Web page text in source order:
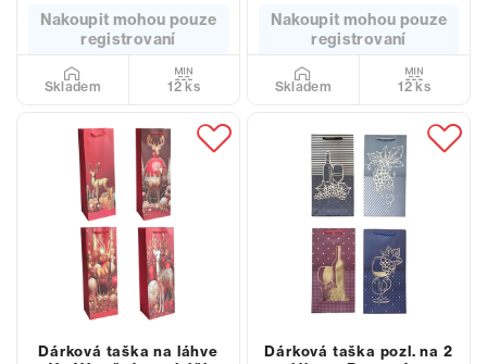
Nakoupit mohou pouze
registrovaní
Skladem 12 ks
Nakoupit mohou pouze
registrovaní
Skladem 12 ks
Dárková taška na láhve
Dárková taška pozl. na 2